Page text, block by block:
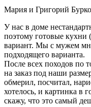
Мария и Григорий
У нас в доме
поэтому готовые
вариант. Мы с мужем
подходящего варианта.
После всех походов по
на заказ под наши
обмерил, посчитал,
хотелось, и картинка в
скажу, что это самый